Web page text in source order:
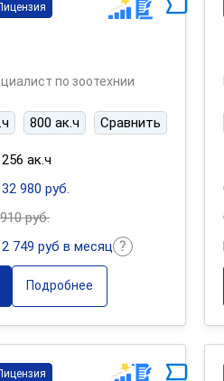
по зоотехнии
800 ак.ч Сравнить
ак.ч
980 руб.
руб.
749 руб в месяц
Подробнее